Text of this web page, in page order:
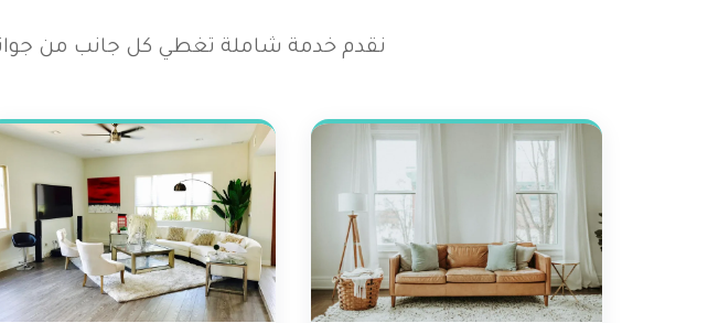
نقدم خدمة شاملة تغطي كل جانب من جوانب